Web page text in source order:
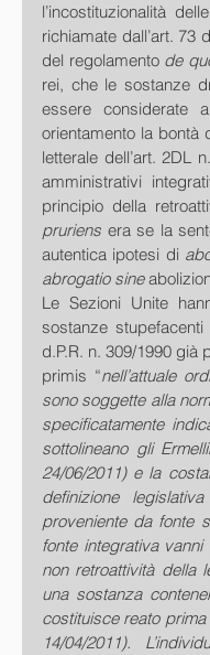
l’incostituzionalità
richiamate dall’art. 73
del regolamento de
rei, che le sostanze
essere considerate
orientamento la bontà
letterale dell’art. 2DL
amministrativi
principio della
pruriens era se la
autentica ipotesi di
abrogatio sine
Le Sezioni Unite
sostanze
d.P.R. n. 309/1990 già
primis “nell’attuale
sono soggette alla
specificatamente
sottolineano gli
24/06/2011) e la
definizione
proveniente da fonte
fonte integrativa
non retroattività della
una sostanza
costituisce reato
14/04/2011).